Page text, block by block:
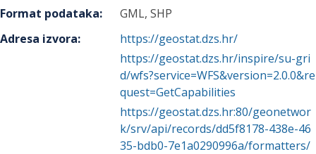
Format podataka:
GML, SHP
Adresa izvora:
https://geostat.dzs.hr/
https://geostat.dzs.hr/inspire/su-gri
d/wfs?service=WFS&version=2.0.0&re
quest=GetCapabilities
https://geostat.dzs.hr:80/geonetwor
k/srv/api/records/dd5f8178-438e-46
35-bdb0-7e1a0290996a/formatters/